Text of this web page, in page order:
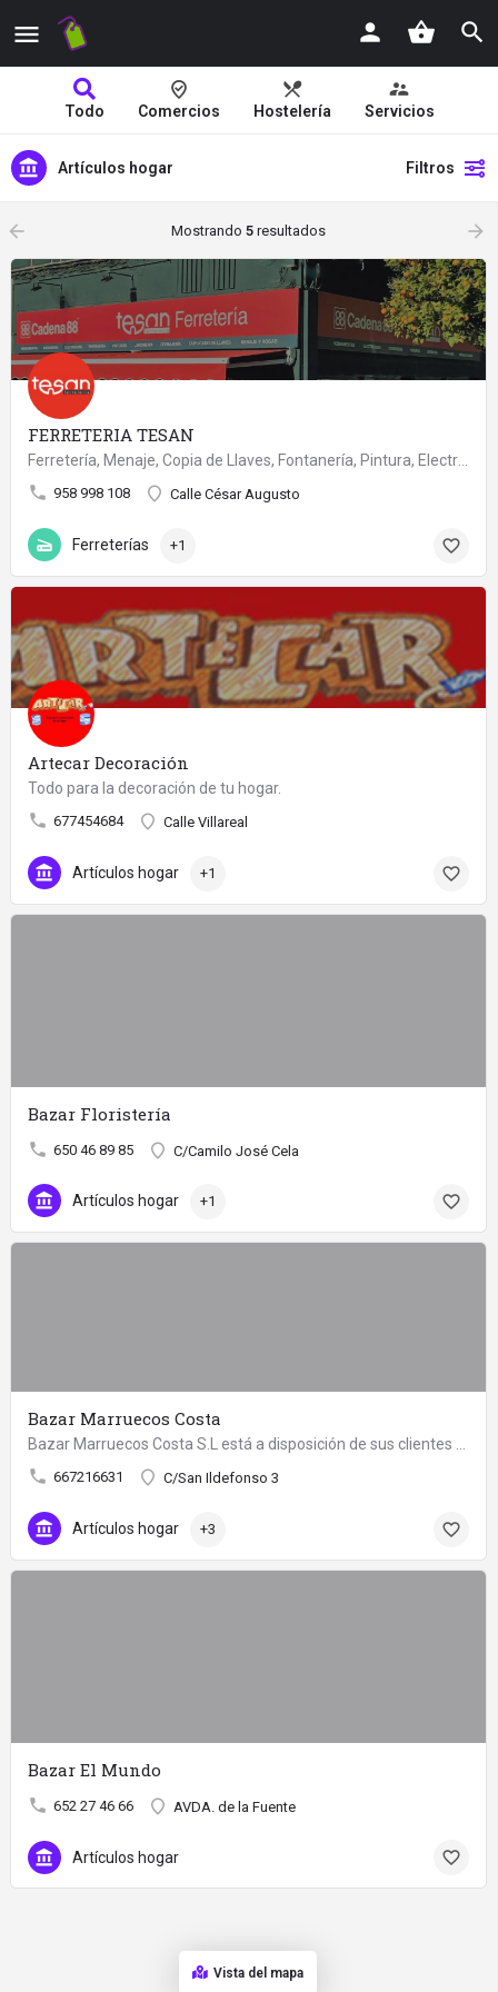
Todo Comercios Hostelería Servicios
Artículos hogar Filtros
arrow_backward Mostrando 5 resultados arrow_forward
FERRETERIA TESAN
958 998 108 Calle César Augusto
Ferreterías +1
Artecar Decoración
Todo para la decoración de tu hogar.
677454684 Calle Villareal
Artículos hogar +1
Bazar Floristería
650 46 89 85 C/Camilo José Cela
Artículos hogar +1
Bazar Marruecos Costa
667216631 C/San Ildefonso 3
Artículos hogar +3
Bazar El Mundo
652 27 46 66 AVDA. de la Fuente
Artículos hogar
Vista del mapa